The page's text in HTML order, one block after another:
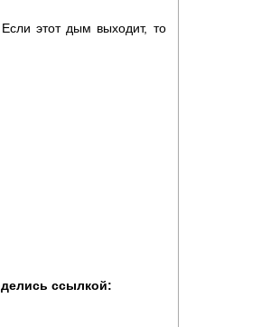
этот дым выходит, то
ссылкой: